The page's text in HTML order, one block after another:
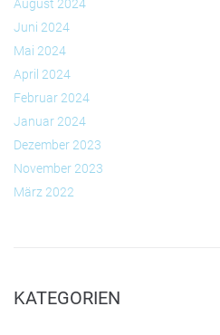
August 2024
Juni 2024
Mai 2024
April 2024
Februar 2024
Januar 2024
Dezember 2023
November 2023
März 2022
KATEGORIEN